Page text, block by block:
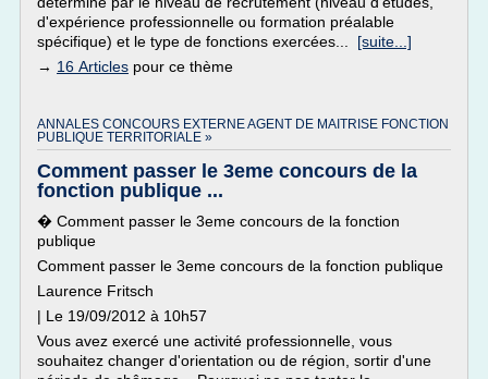
d'expérience professionnelle ou formation préalable
spécifique) et le type de fonctions exercées... [suite...]
→ 16 Articles pour ce thème
ANNALES CONCOURS EXTERNE AGENT DE MAITRISE FONCTION
PUBLIQUE TERRITORIALE »
Comment passer le 3eme concours de la
fonction publique ...
� Comment passer le 3eme concours de la fonction
publique
Comment passer le 3eme concours de la fonction publique
Laurence Fritsch
| Le 19/09/2012 à 10h57
Vous avez exercé une activité professionnelle, vous
souhaitez changer d'orientation ou de région, sortir d'une